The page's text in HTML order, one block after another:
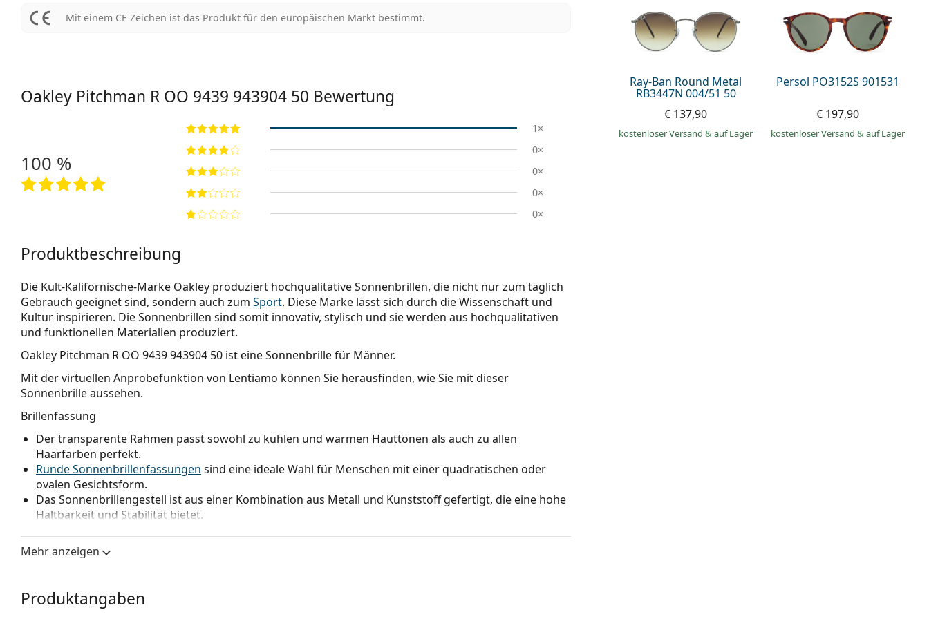
Mit einem CE Zeichen ist das Produkt für den europäischen Markt bestimmt.
Ray-Ban Round Metal
RB3447N 004/51 50
€ 137,90
kostenloser Versand& auf Lager
Persol PO3152S 901531
€ 197,90
kostenloser Versand& auf Lager
Oakley Pitchman R OO 9439 943904 50 Bewertung
100 %
1×
0×
0×
0×
0×
Produktbeschreibung
Die Kult-Kalifornische-Marke Oakley produziert hochqualitative Sonnenbrillen, die nicht nur zum täglich
Gebrauch geeignet sind, sondern auch zum Sport. Diese Marke lässt sich durch die Wissenschaft und
Kultur inspirieren. Die Sonnenbrillen sind somit innovativ, stylisch und sie werden aus hochqualitativen
und funktionellen Materialien produziert.
Oakley Pitchman R OO 9439 943904 50 ist eine Sonnenbrille für Männer.
Mit der virtuellen Anprobefunktion von Lentiamo können Sie herausfinden, wie Sie mit dieser
Sonnenbrille aussehen.
Brillenfassung
Der transparente Rahmen passt sowohl zu kühlen und warmen Hauttönen als auch zu allen
Haarfarben perfekt.
Runde Sonnenbrillenfassungen sind eine ideale Wahl für Menschen mit einer quadratischen oder
ovalen Gesichtsform.
Das Sonnenbrillengestell ist aus einer Kombination aus Metall und Kunststoff gefertigt, die eine hohe
Haltbarkeit und Stabilität bietet.
oder ohne Sehstärke.
Die blauen Gläser verstärken den Kontrast und minimieren Lichtreflexe. Für Tennisspieler
unterstreichen die Gläser den Farbkontrast des Balls vor verschiedenen Hintergründen.
Mehr anzeigen
Produktangaben